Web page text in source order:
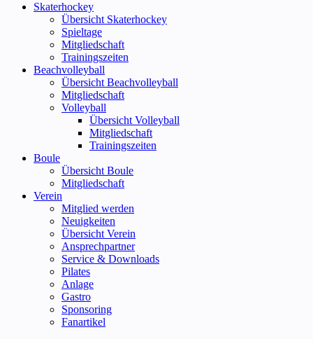
Skaterhockey
Übersicht Skaterhockey
Spieltage
Mitgliedschaft
Trainingszeiten
Beachvolleyball
Übersicht Beachvolleyball
Mitgliedschaft
Volleyball
Übersicht Volleyball
Mitgliedschaft
Trainingszeiten
Boule
Übersicht Boule
Mitgliedschaft
Verein
Mitglied werden
Neuigkeiten
Übersicht Verein
Ansprechpartner
Service & Downloads
Pilates
Anlage
Gastro
Sponsoring
Fanartikel